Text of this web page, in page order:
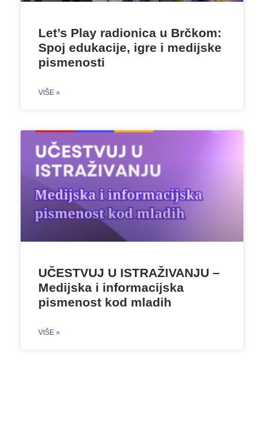
Let’s Play radionica u Brčkom:
Spoj edukacije, igre i medijske
pismenosti
VIŠE »
UČESTVUJ U ISTRAŽIVANJU –
Medijska i informacijska
pismenost kod mladih
VIŠE »